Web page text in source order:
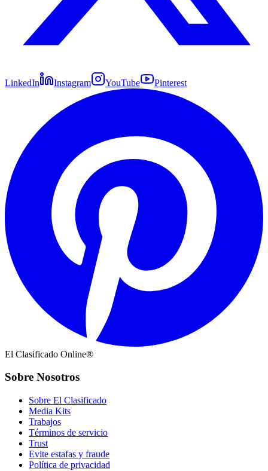
LinkedIn Instagram YouTube Pinterest
El Clasificado Online®
Sobre Nosotros
Sobre El Clasificado
Media Kits
Trabajos
Términos de servicio
Trust
Evite estafas y fraude
Política de privacidad